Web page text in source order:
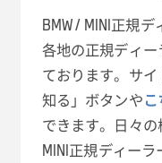
BMW / MINI正規
各地の正規ディー
ております。サ
知る」ボタンや
できます。日々
MINI正規ディー